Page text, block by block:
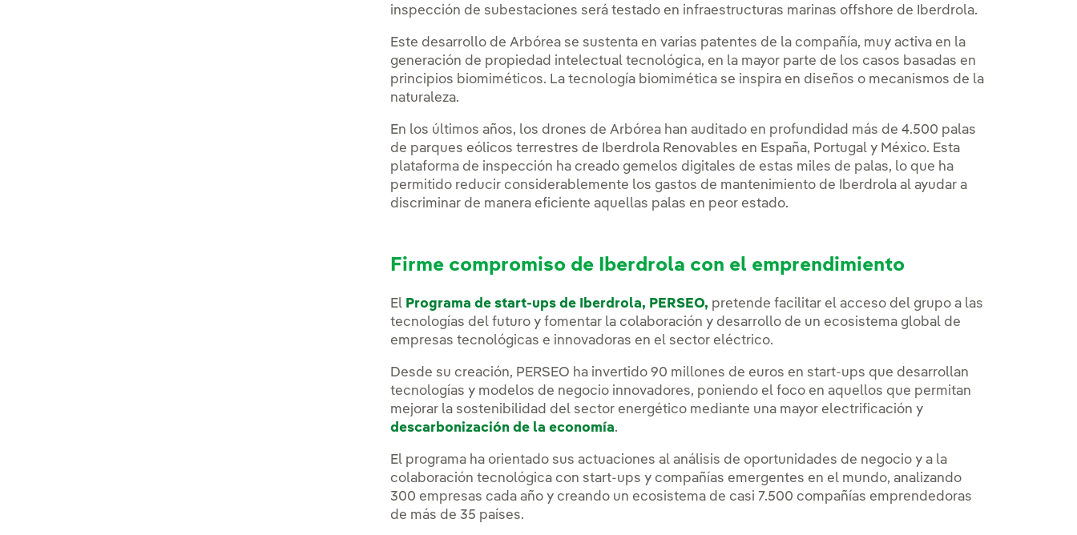
inspección de subestaciones será testado en infraestructuras marinas offshore de Iberdrola.
Este desarrollo de Arbórea se sustenta en varias patentes de la compañía, muy activa en la
generación de propiedad intelectual tecnológica, en la mayor parte de los casos basadas en
principios biomiméticos. La tecnología biomimética se inspira en diseños o mecanismos de la
naturaleza.
En los últimos años, los drones de Arbórea han auditado en profundidad más de 4.500 palas
de parques eólicos terrestres de Iberdrola Renovables en España, Portugal y México. Esta
plataforma de inspección ha creado gemelos digitales de estas miles de palas, lo que ha
permitido reducir considerablemente los gastos de mantenimiento de Iberdrola al ayudar a
discriminar de manera eficiente aquellas palas en peor estado.
Firme compromiso de Iberdrola con el emprendimiento
El Programa de start-ups de Iberdrola, PERSEO, pretende facilitar el acceso del grupo a las
tecnologías del futuro y fomentar la colaboración y desarrollo de un ecosistema global de
empresas tecnológicas e innovadoras en el sector eléctrico.
Desde su creación, PERSEO ha invertido 90 millones de euros en start-ups que desarrollan
tecnologías y modelos de negocio innovadores, poniendo el foco en aquellos que permitan
mejorar la sostenibilidad del sector energético mediante una mayor electrificación y
descarbonización de la economía.
El programa ha orientado sus actuaciones al análisis de oportunidades de negocio y a la
colaboración tecnológica con start-ups y compañías emergentes en el mundo, analizando
300 empresas cada año y creando un ecosistema de casi 7.500 compañías emprendedoras
de más de 35 países.